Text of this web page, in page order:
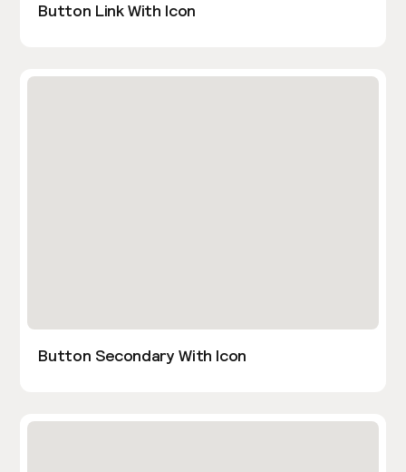
Button Link With Icon
Button Secondary With Icon